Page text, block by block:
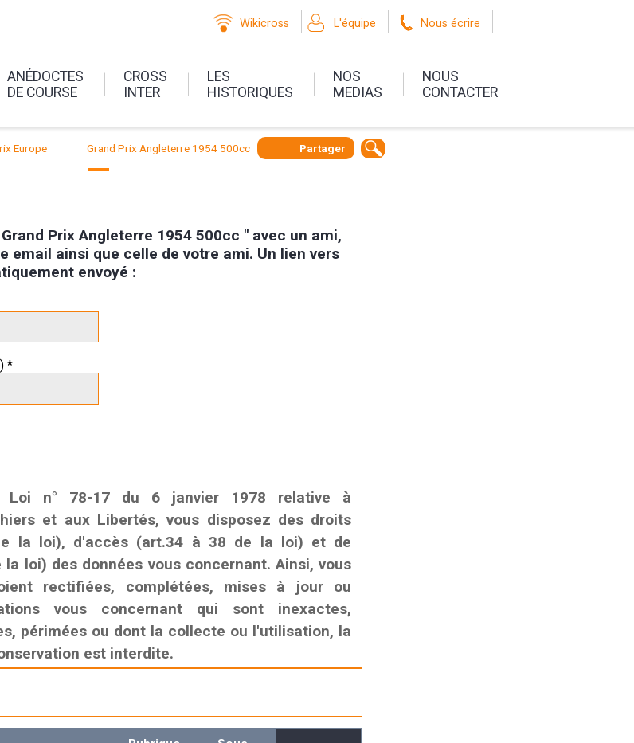
Wikicross L'équipe Nous écrire
ANÉDOCTES
DE COURSE
CROSS
INTER
LES
HISTORIQUES
NOS
MEDIAS
NOUS
CONTACTER
Europe Grand Prix Angleterre 1954 500cc Partager
Prix Angleterre 1954 500cc " avec un ami,
email ainsi que celle de votre ami. Un lien vers
envoyé :
*
Loi n° 78-17 du 6 janvier 1978 relative à
et aux Libertés, vous disposez des droits
la loi), d'accès (art.34 à 38 de la loi) et de
loi) des données vous concernant. Ainsi, vous
rectifiées, complétées, mises à jour ou
vous concernant qui sont inexactes,
périmées ou dont la collecte ou l'utilisation, la
est interdite.